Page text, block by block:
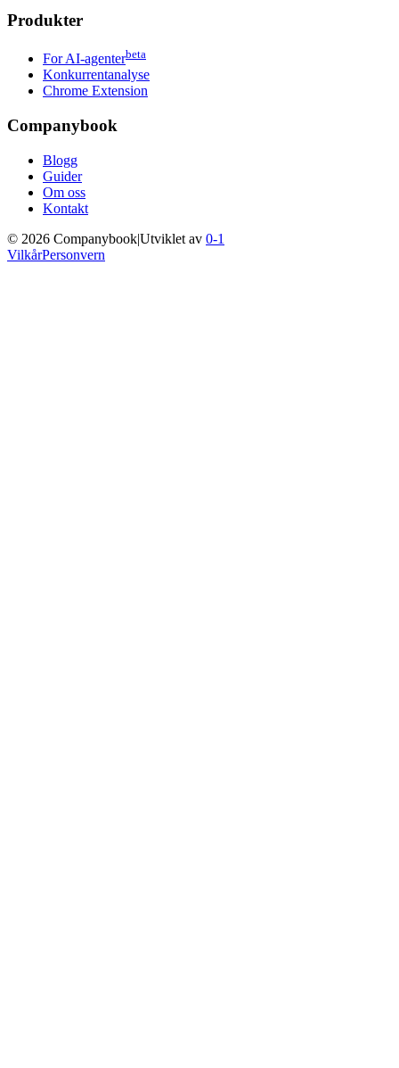
Produkter
For AI-agenterbeta
Konkurrentanalyse
Chrome Extension
Companybook
Blogg
Guider
Om oss
Kontakt
© 2026 Companybook|Utviklet av 0-1
VilkårPersonvern